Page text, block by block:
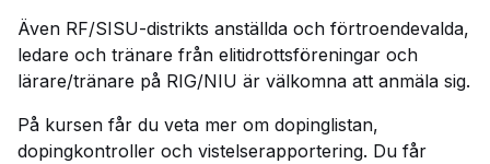
Även RF/SISU-distrikts anställda och förtroendevalda,
ledare och tränare från elitidrottsföreningar och
lärare/tränare på RIG/NIU är välkomna att anmäla sig.
På kursen får du veta mer om dopinglistan,
dopingkontroller och vistelserapportering. Du får